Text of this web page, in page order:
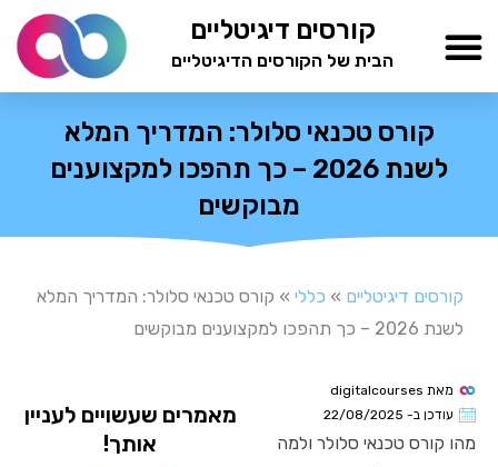
לתוכן
קורסים דיגיטליים
הבית של הקורסים הדיגיטליים
קורס טכנאי סלולר: המדריך המלא
לשנת 2026 – כך תהפכו למקצוענים
מבוקשים
קורסים דיגיטליים » כללי » קורס טכנאי סלולר: המדריך המלא
לשנת 2026 – כך תהפכו למקצוענים מבוקשים
מאת
עודכן ב- 22/08/2025
מהו קורס טכנאי סלולר ולמה
מאמרים שעשויים לעניין
אותך!